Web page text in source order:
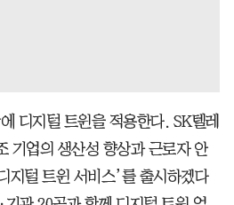
디지털 트윈을 적용한다. SK텔레
기업의 생산성 향상과 근로자 안
지털 트윈 서비스’를 출시하겠다